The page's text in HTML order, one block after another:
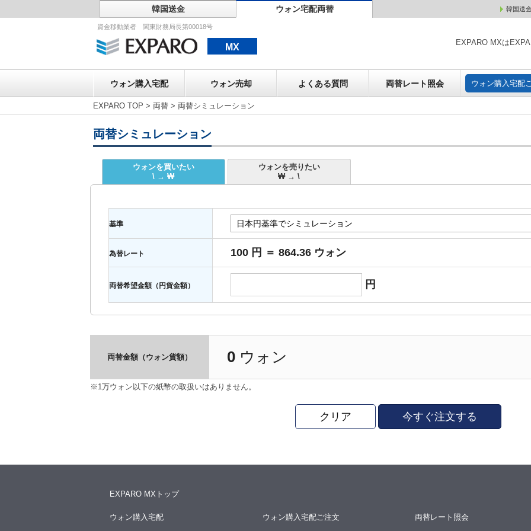
韓国送金 ウォン宅配両替 韓国送
資金移動業者 関東財務局長第00018号
MX EXPARO MXは
ウォン購入宅配 ウォン売却 よくある質問 両替レート照会 ウォン購入宅配
ウォン売却 ウォン購
EXPARO TOP > 両替 > 両替シミュレーション
両替シミュレーション
ウォンを買いたい
\ → ₩
ウォンを売りたい
₩ → \
基準
為替レート 100 円 ＝ 864.36 ウォン
両替希望金額（円貨金額） 円
両替金額（ウォン貨額） 0 ウォン
※1万ウォン以下の紙幣の取扱いはありません。
クリア 今すぐ注文する
EXPARO MXトップ
ウォン購入宅配 ウォン購入宅配ご注文 両替レート照会